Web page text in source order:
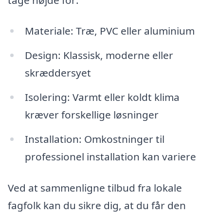
Materiale: Træ, PVC eller aluminium
Design: Klassisk, moderne eller
skræddersyet
Isolering: Varmt eller koldt klima
kræver forskellige løsninger
Installation: Omkostninger til
professionel installation kan variere
Ved at sammenligne tilbud fra lokale
fagfolk kan du sikre dig, at du får den